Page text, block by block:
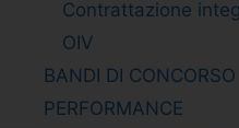
Contrattazione
OIV
BANDI DI CONCORSO
PERFORMANCE